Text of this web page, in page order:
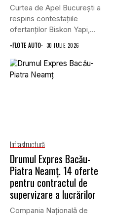
Curtea de Apel București a
respins contestațiile
ofertanților Biskon Yapi,
Straco și...
•FLOTE AUTO 30 IULIE 2026
Infrastructură
Drumul Expres Bacău-
Piatra Neamț. 14 oferte
pentru contractul de
supervizare a lucrărilor
Compania Națională de